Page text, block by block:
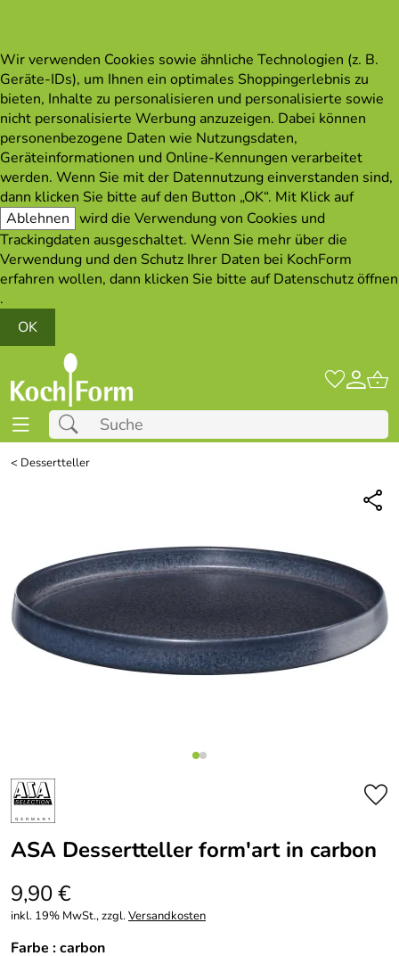
Wir verwenden Cookies sowie ähnliche Technologien (z. B.
Geräte-IDs), um Ihnen ein optimales Shoppingerlebnis zu
bieten, Inhalte zu personalisieren und personalisierte sowie
nicht personalisierte Werbung anzuzeigen. Dabei können
personenbezogene Daten wie Nutzungsdaten,
Geräteinformationen und Online-Kennungen verarbeitet
werden. Wenn Sie mit der Datennutzung einverstanden sind,
dann klicken Sie bitte auf den Button „OK“. Mit Klick auf
Ablehnen wird die Verwendung von Cookies und
Trackingdaten ausgeschaltet. Wenn Sie mehr über die
Verwendung und den Schutz Ihrer Daten bei KochForm
erfahren wollen, dann klicken Sie bitte aufDatenschutz öffnen
.
OK
< Dessertteller
ASA Dessertteller form′art in carbon
9,90 €
inkl. 19% MwSt., zzgl.Versandkosten
Farbe :carbon